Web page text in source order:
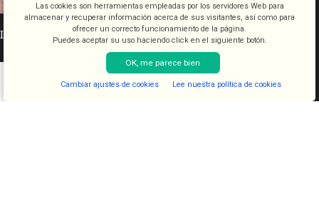
INFORMACIÓN LEGAL
Aviso legal
Condiciones de venta
My account
Las cookies son herramientas empleadas por los servidores Web para
almacenar y recuperar información acerca de sus visitantes, así como para
ofrecer un correcto funcionamiento de la página.
Puedes aceptar su uso haciendo click en el siguiente botón.
OK, me parece bien
Cambiar ajustes de cookies Lee nuestra política de cookies